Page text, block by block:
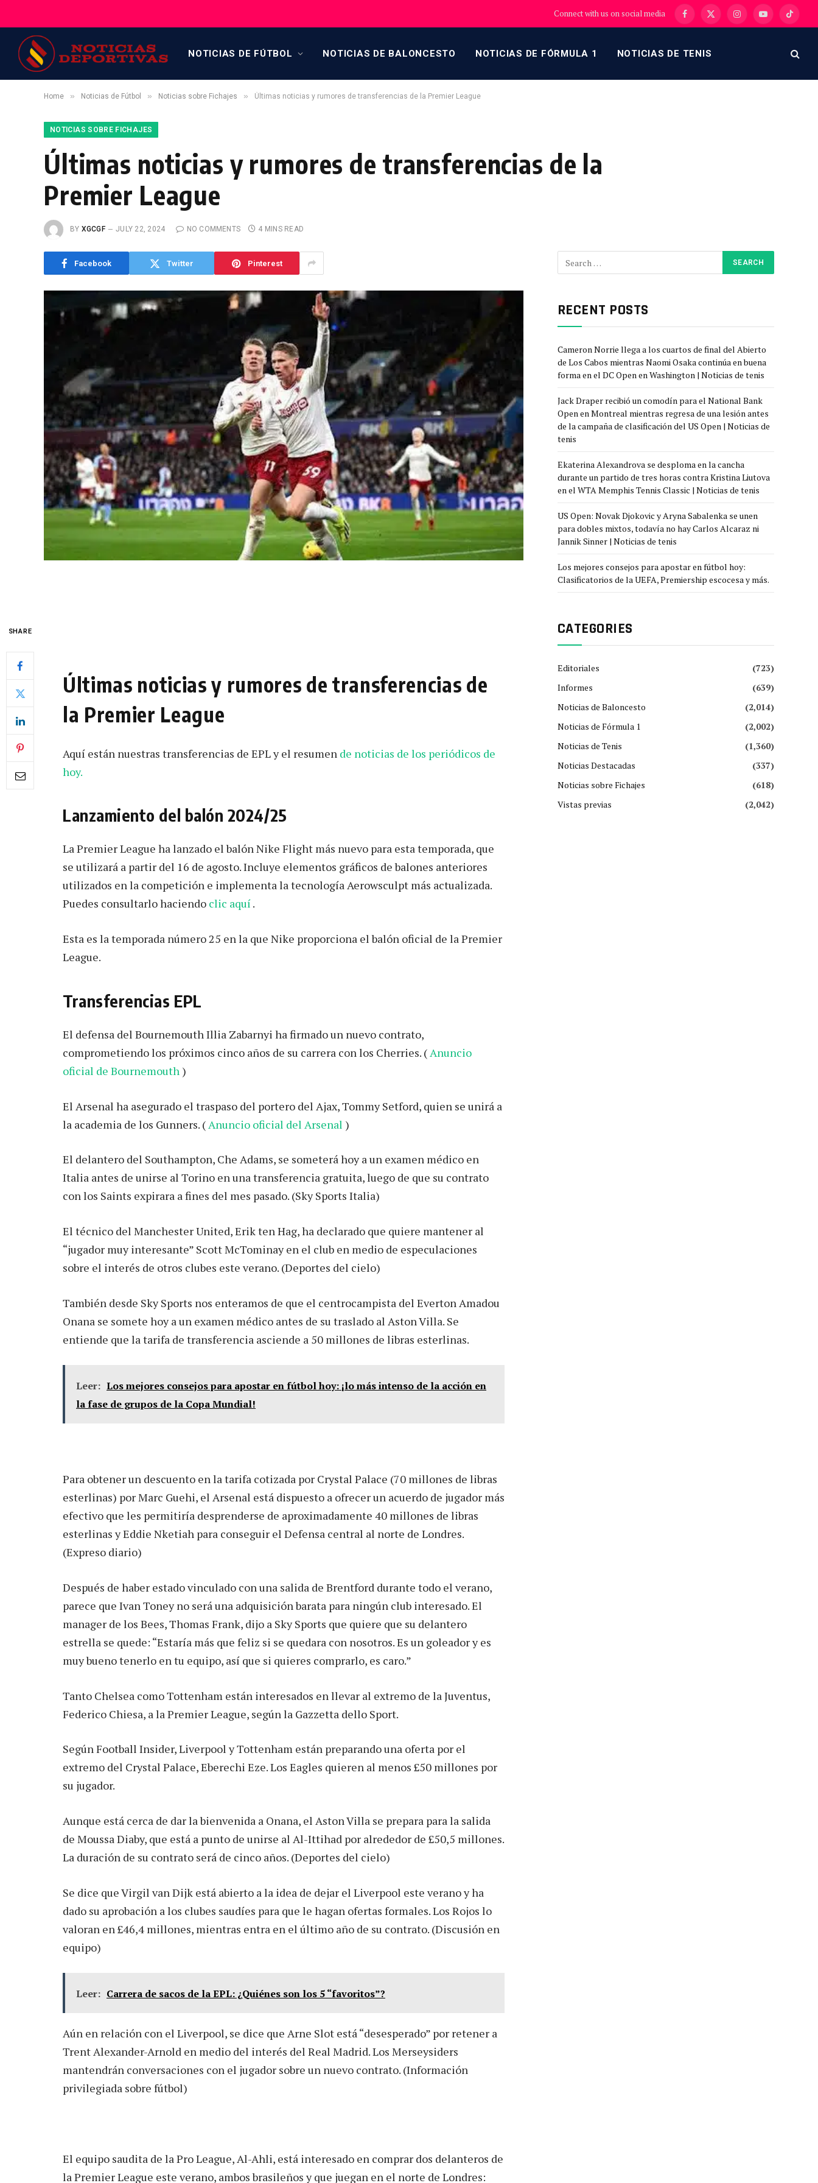
Connect with us on social media Facebook
X
InstagramYouTubeTikTok
NOTICIAS DE FÚTBOL NOTICIAS DE BALONCESTO NOTICIAS DE FÓRMULA 1 NOTICIAS DE TENIS
Home » Noticias de Fútbol » Noticias sobre Fichajes » Últimas noticias y rumores de transferencias de la Premier League
NOTICIAS SOBRE FICHAJES
Últimas noticias y rumores de transferencias de la
Premier League
BY XGCGF JULY 22, 2024 NO COMMENTS 4 MINS READ
Facebook Twitter Pinterest
SHARE
Últimas noticias y rumores de transferencias de
la Premier League
Aquí están nuestras transferencias de EPL y el resumen de noticias de los periódicos de
hoy.
Lanzamiento del balón 2024/25
La Premier League ha lanzado el balón Nike Flight más nuevo para esta temporada, que
se utilizará a partir del 16 de agosto. Incluye elementos gráficos de balones anteriores
utilizados en la competición e implementa la tecnología Aerowsculpt más actualizada.
Puedes consultarlo haciendo clic aquí.
Esta es la temporada número 25 en la que Nike proporciona el balón oficial de la Premier
League.
Transferencias EPL
El defensa del Bournemouth Illia Zabarnyi ha firmado un nuevo contrato,
comprometiendo los próximos cinco años de su carrera con los Cherries. (Anuncio
oficial de Bournemouth )
El Arsenal ha asegurado el traspaso del portero del Ajax, Tommy Setford, quien se unirá a
la academia de los Gunners. ( Anuncio oficial del Arsenal )
El delantero del Southampton, Che Adams, se someterá hoy a un examen médico en
Italia antes de unirse al Torino en una transferencia gratuita, luego de que su contrato
con los Saints expirara a fines del mes pasado. (Sky Sports Italia)
El técnico del Manchester United, Erik ten Hag, ha declarado que quiere mantener al
“jugador muy interesante” Scott McTominay en el club en medio de especulaciones
sobre el interés de otros clubes este verano. (Deportes del cielo)
También desde Sky Sports nos enteramos de que el centrocampista del Everton Amadou
Onana se somete hoy a un examen médico antes de su traslado al Aston Villa. Se
entiende que la tarifa de transferencia asciende a 50 millones de libras esterlinas.
Leer: Los mejores consejos para apostar en fútbol hoy: ¡lo más intenso de la acción en
la fase de grupos de la Copa Mundial!
Para obtener un descuento en la tarifa cotizada por Crystal Palace (70 millones de libras
esterlinas) por Marc Guehi, el Arsenal está dispuesto a ofrecer un acuerdo de jugador más
efectivo que les permitiría desprenderse de aproximadamente 40 millones de libras
esterlinas y Eddie Nketiah para conseguir el Defensa central al norte de Londres.
(Expreso diario)
Después de haber estado vinculado con una salida de Brentford durante todo el verano,
parece que Ivan Toney no será una adquisición barata para ningún club interesado. El
manager de los Bees, Thomas Frank, dijo a Sky Sports que quiere que su delantero
estrella se quede: “Estaría más que feliz si se quedara con nosotros. Es un goleador y es
muy bueno tenerlo en tu equipo, así que si quieres comprarlo, es caro.”
Tanto Chelsea como Tottenham están interesados en llevar al extremo de la Juventus,
Federico Chiesa, a la Premier League, según la Gazzetta dello Sport.
Según Football Insider, Liverpool y Tottenham están preparando una oferta por el
extremo del Crystal Palace, Eberechi Eze. Los Eagles quieren al menos £50 millones por
su jugador.
Aunque está cerca de dar la bienvenida a Onana, el Aston Villa se prepara para la salida
de Moussa Diaby, que está a punto de unirse al Al-Ittihad por alrededor de £50,5 millones.
La duración de su contrato será de cinco años. (Deportes del cielo)
Se dice que Virgil van Dijk está abierto a la idea de dejar el Liverpool este verano y ha
dado su aprobación a los clubes saudíes para que le hagan ofertas formales. Los Rojos lo
valoran en £46,4 millones, mientras entra en el último año de su contrato. (Discusión en
equipo)
Leer: Carrera de sacos de la EPL: ¿Quiénes son los 5 “favoritos”?
Aún en relación con el Liverpool, se dice que Arne Slot está “desesperado” por retener a
Trent Alexander-Arnold en medio del interés del Real Madrid. Los Merseysiders
mantendrán conversaciones con el jugador sobre un nuevo contrato. (Información
privilegiada sobre fútbol)
El equipo saudita de la Pro League, Al-Ahli, está interesado en comprar dos delanteros de
la Premier League este verano, ambos brasileños y que juegan en el norte de Londres:
RECENT POSTS
Cameron Norrie llega a los cuartos de final del Abierto
de Los Cabos mientras Naomi Osaka continúa en buena
forma en el DC Open en Washington | Noticias de tenis
Jack Draper recibió un comodín para el National Bank
Open en Montreal mientras regresa de una lesión antes
de la campaña de clasificación del US Open | Noticias de
tenis
Ekaterina Alexandrova se desploma en la cancha
durante un partido de tres horas contra Kristina Liutova
en el WTA Memphis Tennis Classic | Noticias de tenis
US Open: Novak Djokovic y Aryna Sabalenka se unen
para dobles mixtos, todavía no hay Carlos Alcaraz ni
Jannik Sinner | Noticias de tenis
Los mejores consejos para apostar en fútbol hoy:
Clasificatorios de la UEFA, Premiership escocesa y más.
CATEGORIES
Editoriales
(723)
Informes
(639)
Noticias de Baloncesto
(2,014)
Noticias de Fórmula 1
(2,002)
Noticias de Tenis
(1,360)
Noticias Destacadas
(337)
Noticias sobre Fichajes
(618)
Vistas previas
(2,042)